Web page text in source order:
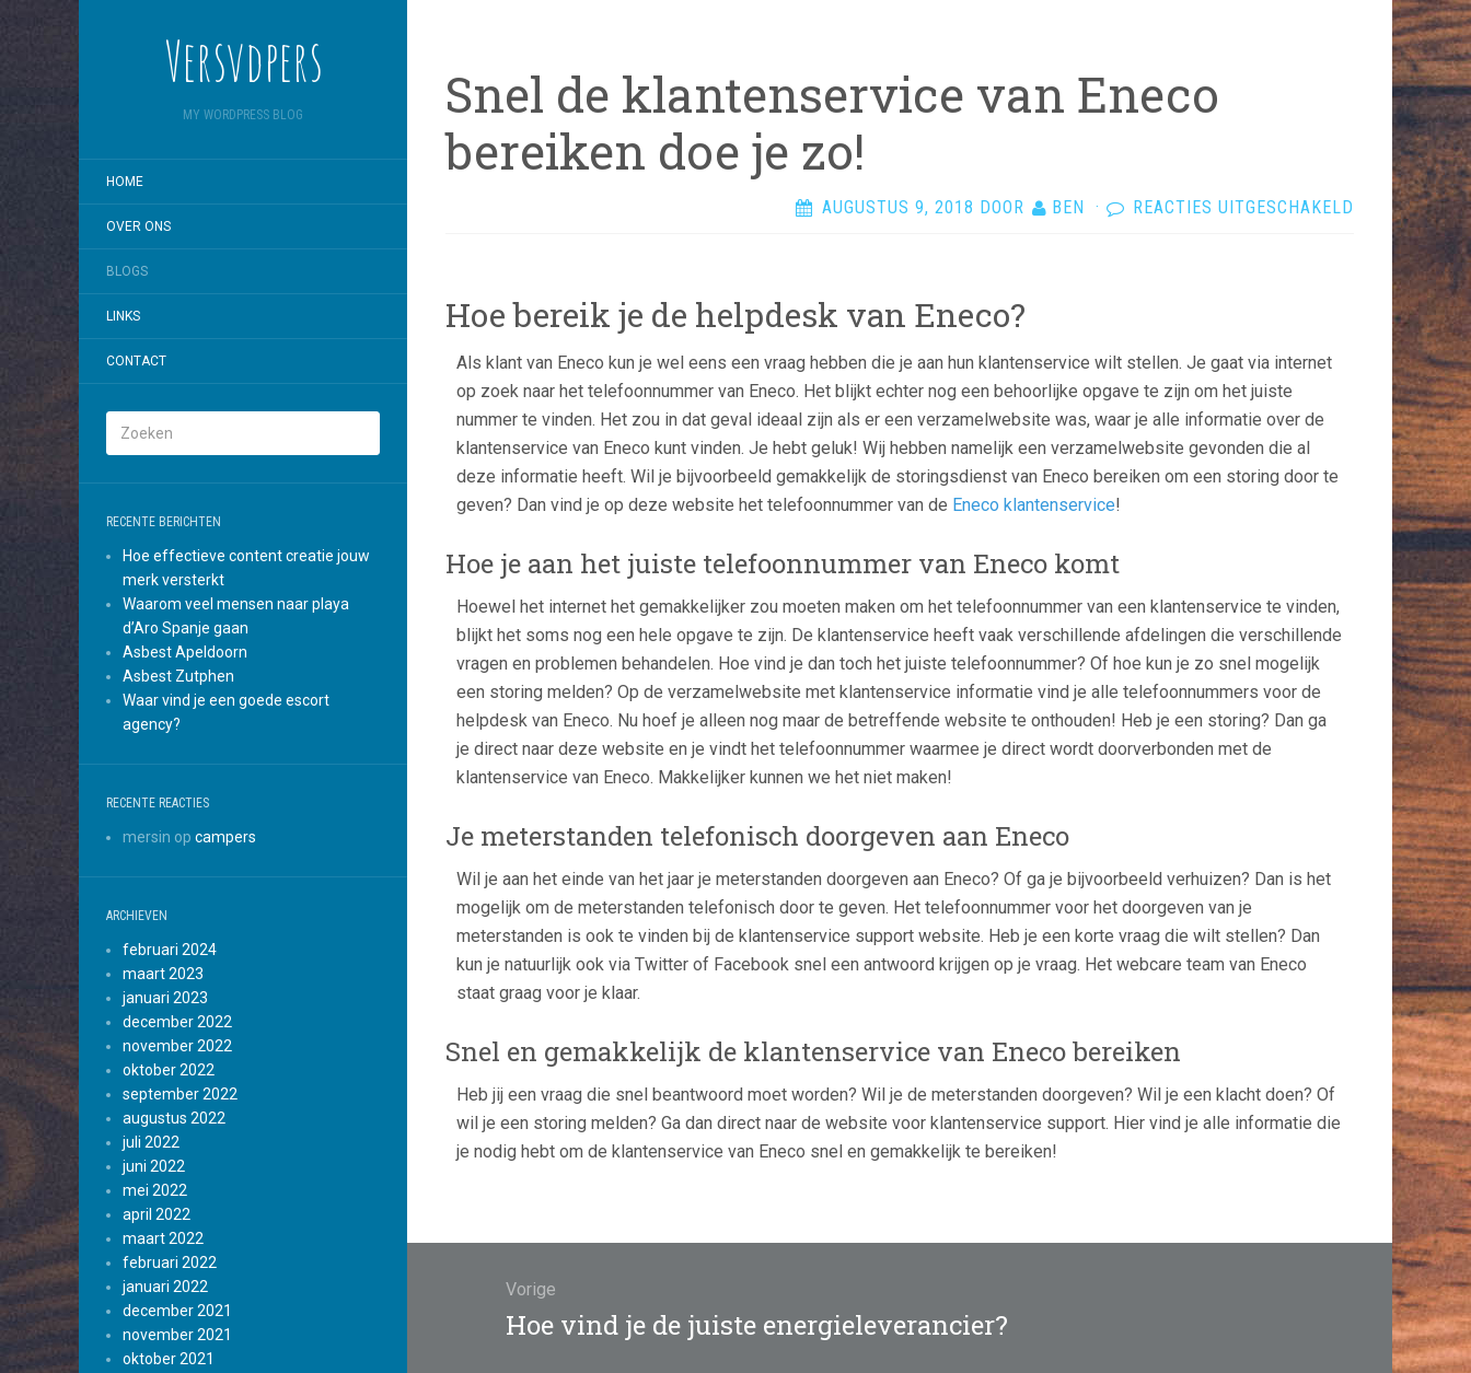
Versvdpers
MY WORDPRESS BLOG
HOME
OVER ONS
BLOGS
LINKS
CONTACT
RECENTE BERICHTEN
Hoe effectieve content creatie jouw
merk versterkt
Waarom veel mensen naar playa
d’Aro Spanje gaan
Asbest Apeldoorn
Asbest Zutphen
Waar vind je een goede escort
agency?
RECENTE REACTIES
mersin op campers
ARCHIEVEN
februari 2024
maart 2023
januari 2023
december 2022
november 2022
oktober 2022
september 2022
augustus 2022
juli 2022
juni 2022
mei 2022
april 2022
maart 2022
februari 2022
januari 2022
december 2021
november 2021
oktober 2021
Snel de klantenservice van Eneco
bereiken doe je zo!
AUGUSTUS 9, 2018 DOOR BEN · REACTIES UITGESCHAKELD VOOR
SNEL
ENECO
BEREIKEN
Hoe bereik je de helpdesk van Eneco?
Als klant van Eneco kun je wel eens een vraag hebben die je aan hun klantenservice wilt stellen. Je gaat via internet
op zoek naar het telefoonnummer van Eneco. Het blijkt echter nog een behoorlijke opgave te zijn om het juiste
nummer te vinden. Het zou in dat geval ideaal zijn als er een verzamelwebsite was, waar je alle informatie over de
klantenservice van Eneco kunt vinden. Je hebt geluk! Wij hebben namelijk een verzamelwebsite gevonden die al
deze informatie heeft. Wil je bijvoorbeeld gemakkelijk de storingsdienst van Eneco bereiken om een storing door te
geven? Dan vind je op deze website het telefoonnummer van de Eneco klantenservice!
Hoe je aan het juiste telefoonnummer van Eneco komt
Hoewel het internet het gemakkelijker zou moeten maken om het telefoonnummer van een klantenservice te vinden,
blijkt het soms nog een hele opgave te zijn. De klantenservice heeft vaak verschillende afdelingen die verschillende
vragen en problemen behandelen. Hoe vind je dan toch het juiste telefoonnummer? Of hoe kun je zo snel mogelijk
een storing melden? Op de verzamelwebsite met klantenservice informatie vind je alle telefoonnummers voor de
helpdesk van Eneco. Nu hoef je alleen nog maar de betreffende website te onthouden! Heb je een storing? Dan ga
je direct naar deze website en je vindt het telefoonnummer waarmee je direct wordt doorverbonden met de
klantenservice van Eneco. Makkelijker kunnen we het niet maken!
Je meterstanden telefonisch doorgeven aan Eneco
Wil je aan het einde van het jaar je meterstanden doorgeven aan Eneco? Of ga je bijvoorbeeld verhuizen? Dan is het
mogelijk om de meterstanden telefonisch door te geven. Het telefoonnummer voor het doorgeven van je
meterstanden is ook te vinden bij de klantenservice support website. Heb je een korte vraag die wilt stellen? Dan
kun je natuurlijk ook via Twitter of Facebook snel een antwoord krijgen op je vraag. Het webcare team van Eneco
staat graag voor je klaar.
Snel en gemakkelijk de klantenservice van Eneco bereiken
Heb jij een vraag die snel beantwoord moet worden? Wil je de meterstanden doorgeven? Wil je een klacht doen? Of
wil je een storing melden? Ga dan direct naar de website voor klantenservice support. Hier vind je alle informatie die
je nodig hebt om de klantenservice van Eneco snel en gemakkelijk te bereiken!
navigatie
Vorige
Vorig
Hoe vind je de juiste energieleverancier?